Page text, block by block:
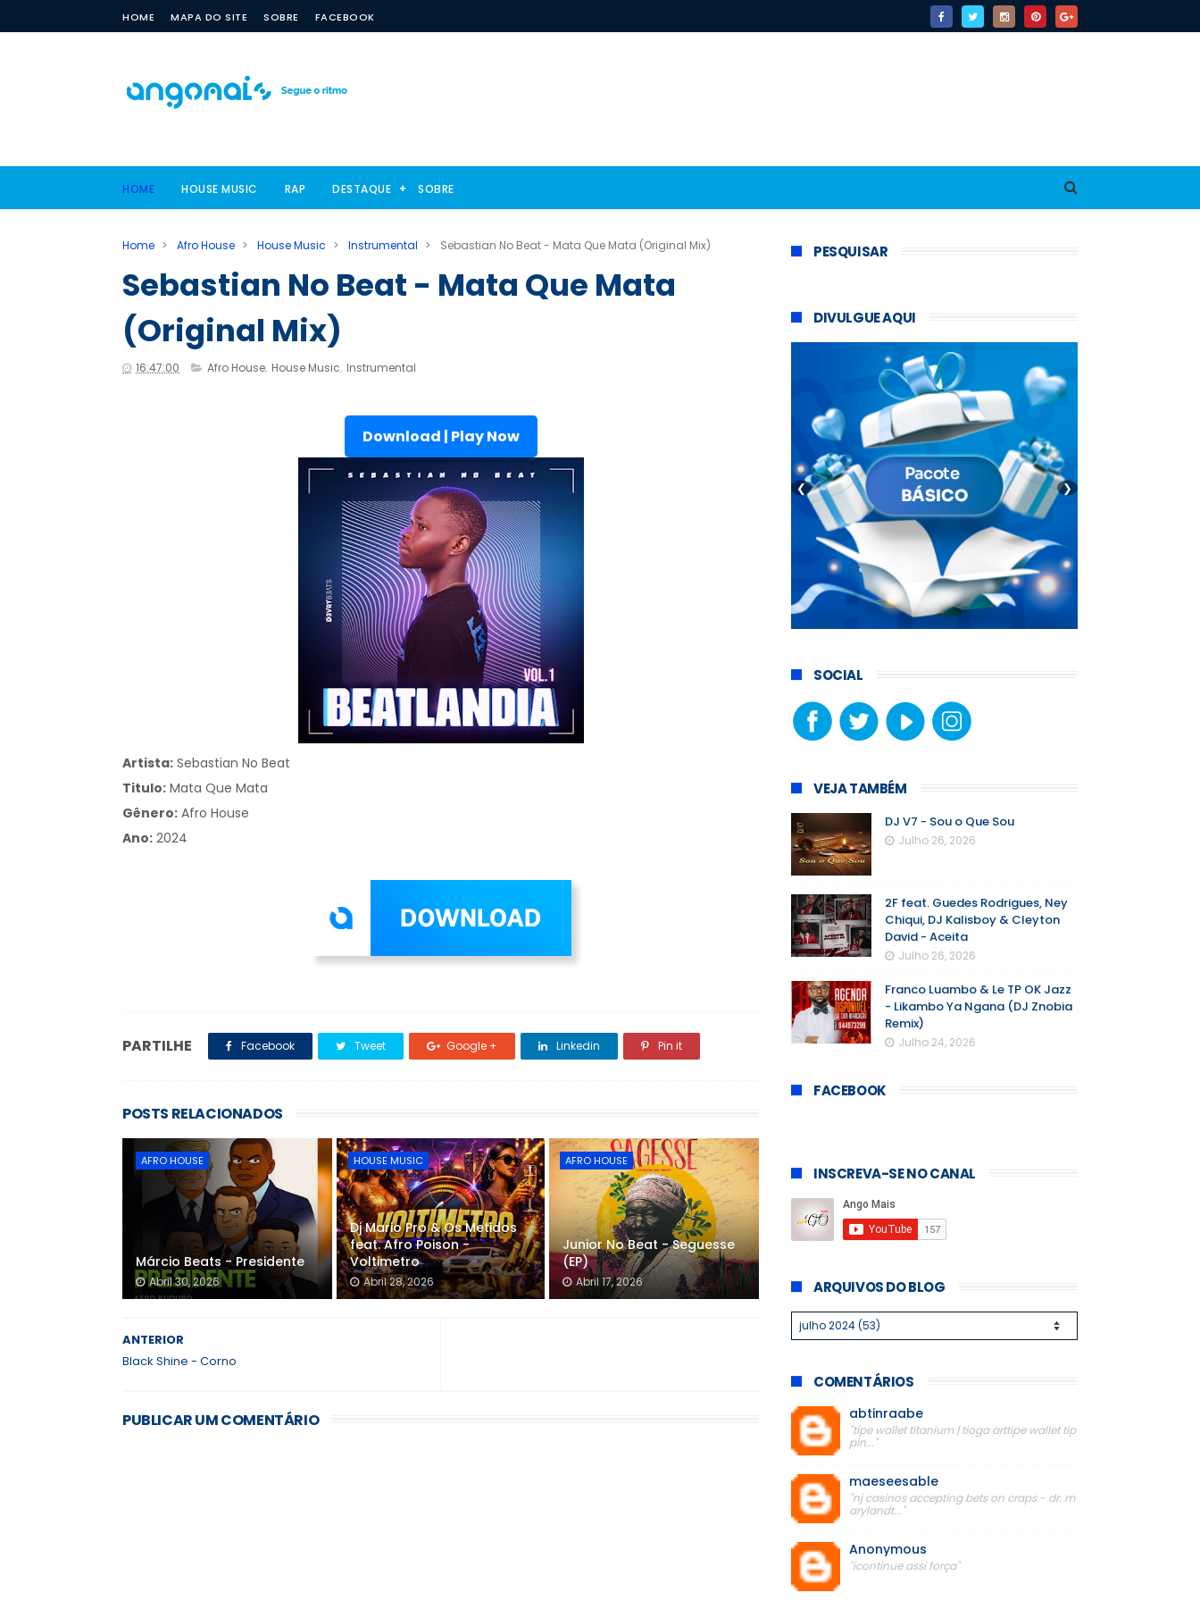
HOME MAPA DO SITE SOBRE FACEBOOK
HOME HOUSE MUSIC RAP DESTAQUE SOBRE
Home > Afro House > House Music > Instrumental > Sebastian No Beat - Mata Que Mata (Original Mix)
Sebastian No Beat - Mata Que Mata
(Original Mix)
16:47:00 Afro House, House Music, Instrumental
Download | Play Now
Artista: Sebastian No Beat
Titulo: Mata Que Mata
Gênero: Afro House
Ano: 2024
PARTILHE Facebook Tweet Google + Linkedin Pin it
POSTS RELACIONADOS
AFRO HOUSE
Márcio Beats - Presidente
Abril 30, 2026
HOUSE MUSIC
Dj Mario Pro & Os Metidos
feat. Afro Poison -
Voltimetro
Abril 28, 2026
AFRO HOUSE
Junior No Beat - Seguesse
(EP)
Abril 17, 2026
ANTERIOR
Black Shine - Corno
PUBLICAR UM COMENTÁRIO
PESQUISAR
DIVULGUE AQUI
❮ ❯
SOCIAL
VEJA TAMBÉM
DJ V7 - Sou o Que Sou
Julho 26, 2026
2F feat. Guedes Rodrigues, Ney
Chiqui, DJ Kalisboy & Cleyton
David - Aceita
Julho 26, 2026
Franco Luambo & Le TP OK Jazz
- Likambo Ya Ngana (DJ Znobia
Remix)
Julho 24, 2026
FACEBOOK
INSCREVA-SE NO CANAL
ARQUIVOS DO BLOG
COMENTÁRIOS
abtinraabe
"tipe wallet titanium | tioga arttipe wallet tip
pin..."
maeseesable
"nj casinos accepting bets on craps - dr. m
arylandt..."
Anonymous
"icontinue assi força"